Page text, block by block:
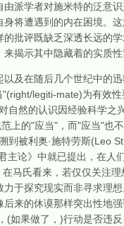
学者对施米特的泛意识
将遭遇到的内在困境。
批评既缺乏深透长远的
揭示其中隐藏着的实质
在随后几个世纪中的迅
legiti-mate)为有效
自然的认识因经验科学
上的"应当"，而"应当"也
被利奥·施特劳斯(Leo
论》中就已提出，在人
马氏看来，若仅仅关注
于探究现实而非寻求
来的休谟那样突出性地
(如果做了，)行动是否违